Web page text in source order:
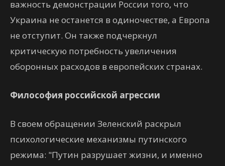
важность демонстрации России того, что
Украина не останется в одиночестве, а Европа
не отступит. Он также подчеркнул
критическую потребность увеличения
оборонных расходов в европейских странах.
Философия российской агрессии
В своем обращении Зеленский раскрыл
психологические механизмы путинского
режима: "Путин разрушает жизни, и именно